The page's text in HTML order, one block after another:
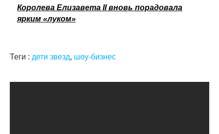
Королева Елизавета II вновь порадовала
ярким «луком»
Теги : дети звезд, шоу-бизнес